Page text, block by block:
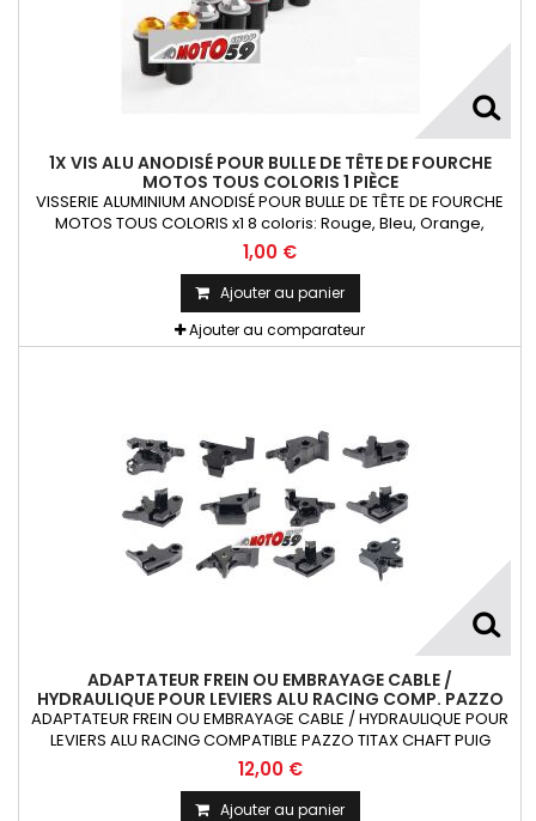
1X VIS ALU ANODISÉ POUR BULLE DE TÊTE DE FOURCHE
MOTOS TOUS COLORIS 1 PIÈCE
VISSERIE ALUMINIUM ANODISÉ POUR BULLE DE TÊTE DE FOURCHE
MOTOS TOUS COLORIS x1 8 coloris: Rouge, Bleu, Orange,
Argent, Titanium, Or, Noir et VertKit= Vis M5x16 alu + écrou
caoutchouc fileté + rondelle La Pièce !!!
1,00 €
Ajouter au panier
Ajouter au comparateur
ADAPTATEUR FREIN OU EMBRAYAGE CABLE /
HYDRAULIQUE POUR LEVIERS ALU RACING COMP. PAZZO
TITAX CHAFT PUIG RIZOMA X1
ADAPTATEUR FREIN OU EMBRAYAGE CABLE / HYDRAULIQUE POUR
LEVIERS ALU RACING COMPATIBLE PAZZO TITAX CHAFT PUIG
RIZOMA 1 pièce
12,00 €
Ajouter au panier